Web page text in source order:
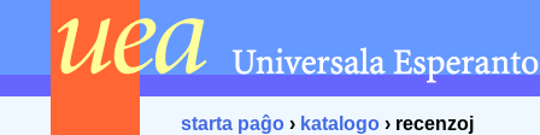
starta paĝo › katalogo › recenzoj